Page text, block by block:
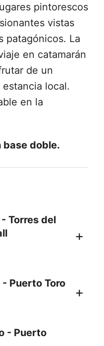
pintorescos
vistas
patagónicos. La
en catamarán
de un
local.
en la
base doble.
Torres del
Puerto
Serrano,
en el
Puerto Toro
jornada de
- Puerto